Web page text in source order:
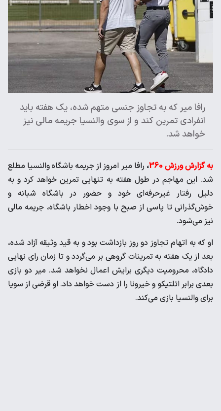
رافا میر که به تجاوز جنسی متهم شده، یک هفته باید
انفرادی تمرین کند و از سوی والنسیا جریمه مالی نیز
خواهد شد.
به گزارش ورزش 360 ، رافا میر امروز از جریمه باشگاه والنسیا مطلع
شد. این مهاجم در طول هفته به تنهایی تمرین خواهد کرد و به
دلیل رفتار غیرحرفه‌ای خود و حضور در باشگاه شبانه و
خوش‌گذرانی تا پاسی از صبح با وجود اخطار باشگاه، جریمه مالی
نیز می‌شود.
او که به اتهام تجاوز دو روز بازداشت بود و به قید وثیقه آزاد شده،
بعد از یک هفته به تمرینات گروهی بر می‌گردد و تا زمان رای نهایی
دادگاه، محرومیت دیگری برایش اعمال نخواهد شد. میر دو بازی
بعدی برابر اتلتیکو و خیرونا را از دست خواهد داد. او قرضی از سویا
برای والنسیا بازی می‌کند.